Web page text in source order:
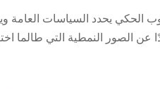
الحكي يحدد السياسات
عن الصور النمطية التي طالما